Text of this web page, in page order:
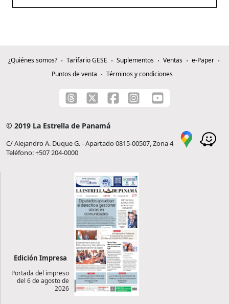
¿Quiénes somos? Tarifario GESE Suplementos Ventas
e-Paper
Puntos de venta
Términos y condiciones
© 2019 La Estrella de Panamá
C/ Alejandro A. Duque G. - Apartado 0815-00507, Zona 4
Teléfono: +507 204-0000
Edición Impresa
Portada del impreso
del 6 de agosto de
2026